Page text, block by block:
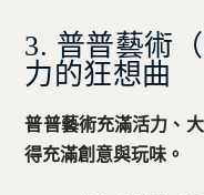
3. 普普藝術
力的狂想曲
普普藝術充滿活力、
得充滿創意與玩味。